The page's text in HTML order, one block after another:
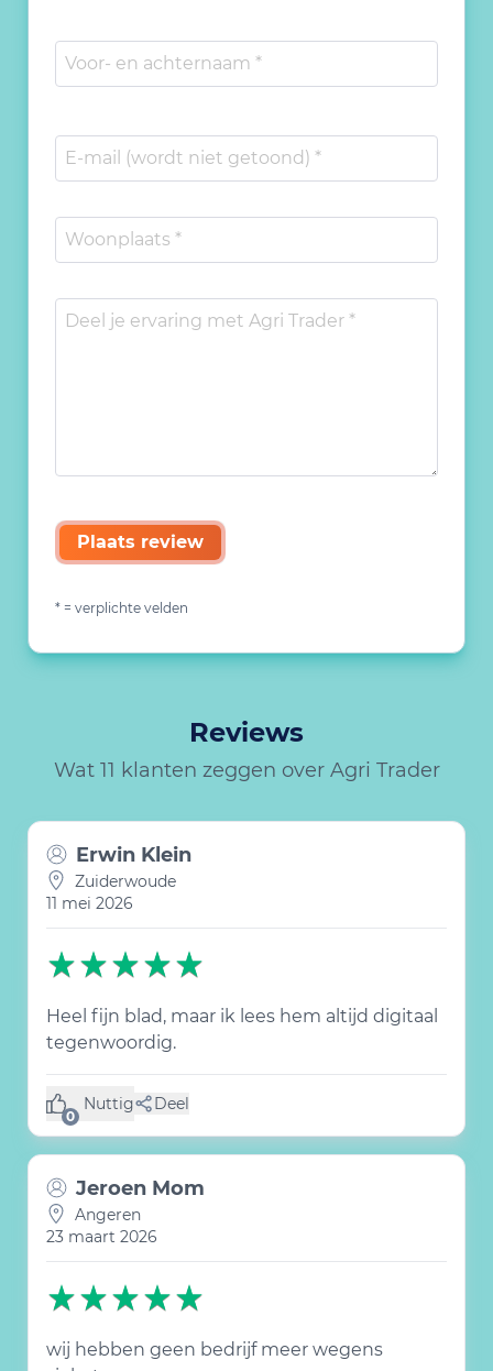
Plaats review
* = verplichte velden
Reviews
Wat 11 klanten zeggen over Agri Trader
Erwin Klein
Zuiderwoude
11 mei 2026
Heel fijn blad, maar ik lees hem altijd digitaal
tegenwoordig.
0
Nuttig
(0 like) Deel
Jeroen Mom
Angeren
23 maart 2026
wij hebben geen bedrijf meer wegens